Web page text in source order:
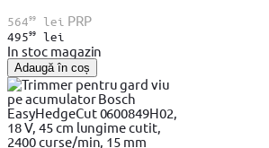
56499lei PRP
49599lei
In stoc magazin
Adaugă în coș